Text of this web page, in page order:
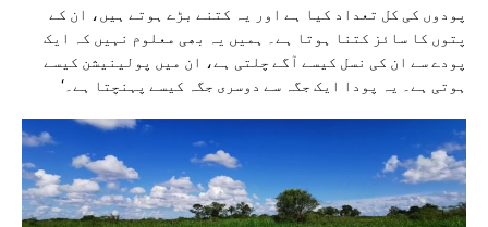
پودوں کی کل تعداد کیا ہے اور یہ کتنے بڑے ہوتے ہیں، ان کے
پتوں کا سائز کتنا ہوتا ہے۔ ہمیں یہ بھی معلوم نہیں کہ ایک
پودے سے ان کی نسل کیسے آگے چلتی ہے، ان میں پولینیشن کیسے
ہوتی ہے۔ یہ پودا ایک جگہ سے دوسری جگہ کیسے پہنچتا ہے۔‘